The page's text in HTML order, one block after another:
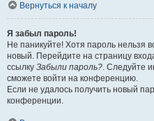
Вернуться к началу
Я забыл пароль!
Не паникуйте! Хотя пароль нельзя
новый. Перейдите на страницу
ссылку Забыли пароль?. Следуйте
сможете войти на конференцию.
Если не удалось получить новый
конференции.